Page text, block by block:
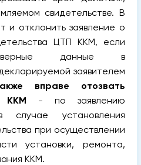
свидетельстве. В
и отклонить заявление о
ЦТП ККМ, если
данные в
заявителем
вправе отозвать
ККМ - по заявлению
установления
при осуществлении
установки, ремонта,
ККМ.